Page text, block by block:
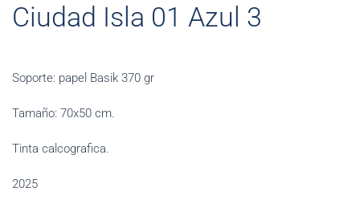
Ciudad Isla 01 Azul 3
Soporte: papel Basik 370 gr
Tamaño: 70x50 cm.
Tinta calcografica.
2025